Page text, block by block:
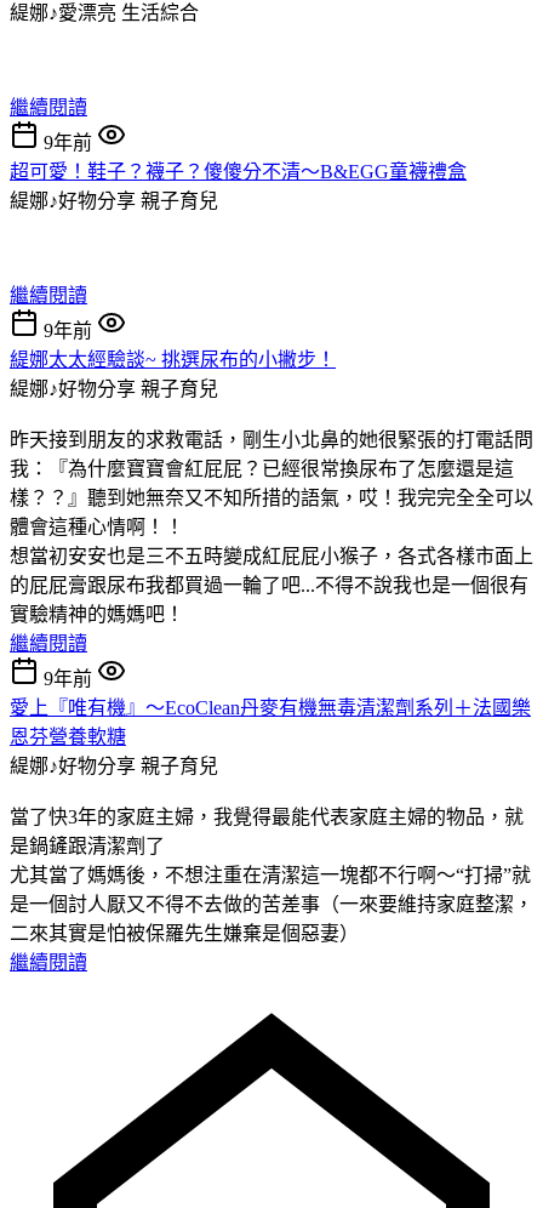
緹娜♪愛漂亮 生活綜合
繼續閱讀
9年前
超可愛！鞋子？襪子？傻傻分不清～B&EGG童襪禮盒
緹娜♪好物分享 親子育兒
繼續閱讀
9年前
緹娜太太經驗談~ 挑選尿布的小撇步！
緹娜♪好物分享 親子育兒
昨天接到朋友的求救電話，剛生小北鼻的她很緊張的打電話問
我：『為什麼寶寶會紅屁屁？已經很常換尿布了怎麼還是這
樣？？』聽到她無奈又不知所措的語氣，哎！我完完全全可以
體會這種心情啊！！
想當初安安也是三不五時變成紅屁屁小猴子，各式各樣市面上
的屁屁膏跟尿布我都買過一輪了吧...不得不說我也是一個很有
實驗精神的媽媽吧！
繼續閱讀
9年前
愛上『唯有機』～EcoClean丹麥有機無毒清潔劑系列＋法國樂
恩芬營養軟糖
緹娜♪好物分享 親子育兒
當了快3年的家庭主婦，我覺得最能代表家庭主婦的物品，就
是鍋鏟跟清潔劑了
尤其當了媽媽後，不想注重在清潔這一塊都不行啊～“打掃”就
是一個討人厭又不得不去做的苦差事（一來要維持家庭整潔，
二來其實是怕被保羅先生嫌棄是個惡妻）
繼續閱讀